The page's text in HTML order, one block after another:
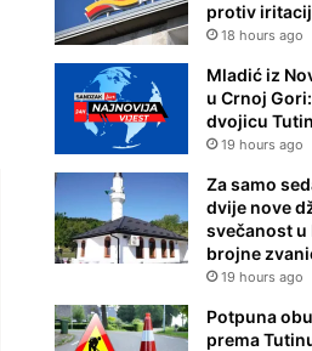
protiv
18 hours ago
Mladić iz
u Crnoj
dvojicu
19 hours ago
Za samo
dvije nove
svečanost u
brojne
19 hours ago
Potpuna
prema